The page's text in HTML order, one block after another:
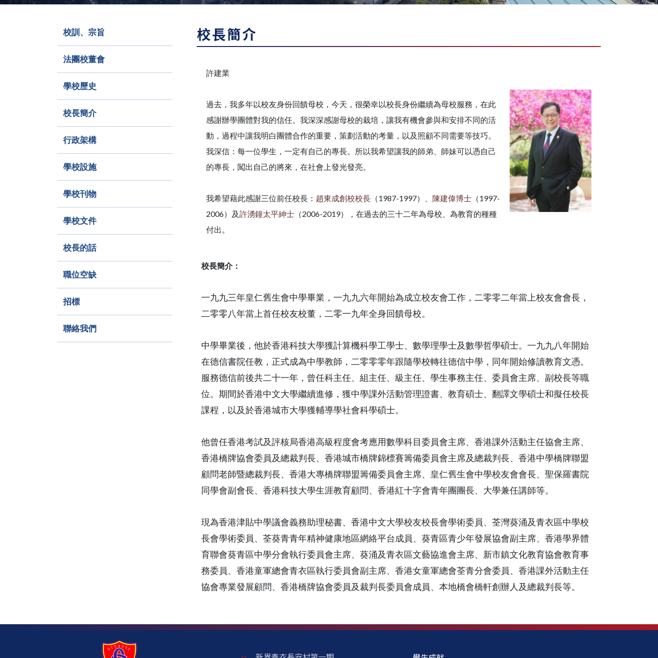
校訓、宗旨
法團校董會
學校歷史
校長簡介
行政架構
學校設施
學校刊物
學校文件
校長的話
職位空缺
招標
聯絡我們
校長簡介
許建業
過去，我多年以校友身份回饋母校，今天，很榮幸以校長身份繼續為母校服務，在此
感謝辦學團體對我的信任。我深深感謝母校的栽培，讓我有機會參與和安排不同的活
動，過程中讓我明白團體合作的重要，策劃活動的考量，以及照顧不同需要等技巧。
我深信：每一位學生，一定有自己的專長。所以我希望讓我的師弟、師妹可以憑自己
的專長，闖出自己的將來，在社會上發光發亮。
我希望藉此感謝三位前任校長： 趙東成創校校長 （1987-1997）、 陳建偉博士 （1997-
2006）及許湧鐘太平紳士 （2006-2019），在過去的三十二年為母校、為教育的種種
付出。
校長簡介：
一九九三年皇仁舊生會中學畢業，一九九六年開始為成立校友會工作，二零零二年當上校友會會長，
二零零八年當上首任校友校董，二零一九年全身回饋母校。
中學畢業後，他於香港科技大學獲計算機科學工學士、數學理學士及數學哲學碩士。一九九八年開始
在德信書院任教，正式成為中學教師，二零零零年跟隨學校轉往德信中學，同年開始修讀教育文憑。
服務德信前後共二十一年，曾任科主任、組主任、級主任、學生事務主任、委員會主席、副校長等職
位。期間於香港中文大學繼續進修，獲中學課外活動管理證書、教育碩士、翻譯文學碩士和擬任校長
課程，以及於香港城市大學獲輔導學社會科學碩士。
他曾任香港考試及評核局香港高級程度會考應用數學科目委員會主席、香港課外活動主任協會主席、
香港橋牌協會委員及總裁判長、香港城市橋牌錦標賽籌備委員會主席及總裁判長、香港中學橋牌聯盟
顧問老師暨總裁判長、香港大專橋牌聯盟籌備委員會主席、皇仁舊生會中學校友會會長、聖保羅書院
同學會副會長、香港科技大學生涯教育顧問、香港紅十字會青年團團長、大學兼任講師等。
現為香港津貼中學議會義務助理秘書、香港中文大學校友校長會學術委員、荃灣葵涌及青衣區中學校
長會學術委員、荃葵青青年精神健康地區網絡平台成員、葵青區青少年發展協會副主席、香港學界體
育聯會葵青區中學分會執行委員會主席、葵涌及青衣區文藝協進會主席、新市鎮文化教育協會教育事
務委員、香港童軍總會青衣區執行委員會副主席、香港女童軍總會荃青分會委員、香港課外活動主任
協會​專業發展顧問、香港橋牌協會委員及裁判長委員會成員、本地橋會橋軒創辦人及總裁判長等。